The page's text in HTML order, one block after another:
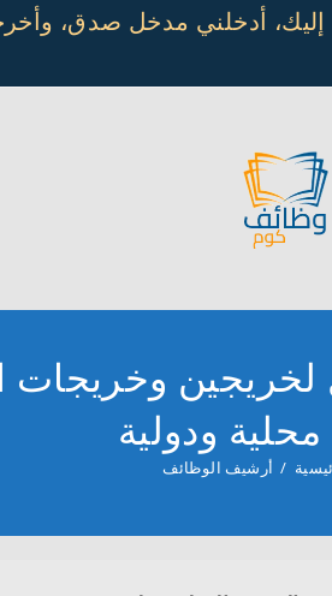
إليك، أدخلني مدخل صدق،
وخريجات
ودولية
/ أرشيف الوظائف